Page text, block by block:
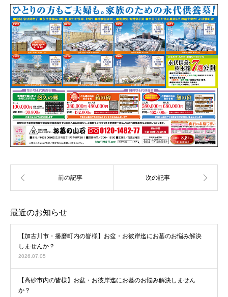
最近のお知らせ
【加古川市・播磨町内の皆様】お盆・お彼岸迄にお墓のお悩み解決
しませんか？
2026.07.05
【高砂市内の皆様】お盆・お彼岸迄にお墓のお悩み解決しません
か？